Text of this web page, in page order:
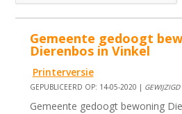
Gemeente gedoogt
Dierenbos in Vinkel
Printerversie
GEPUBLICEERD OP: 14-05-2020 |
Gemeente gedoogt bewoning